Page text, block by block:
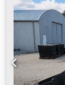
, نوع سیستم